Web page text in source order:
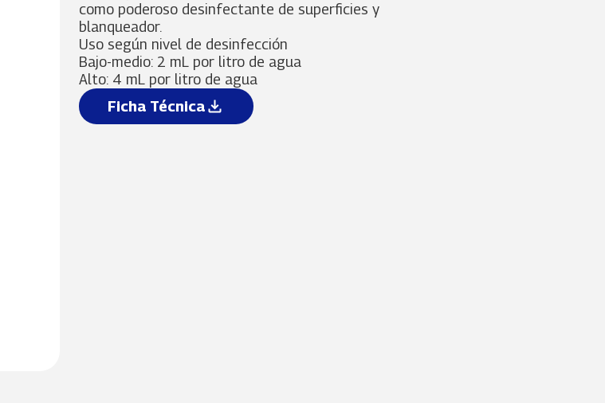
como poderoso desinfectante de superficies y
blanqueador.
Uso según nivel de desinfección
Bajo-medio: 2 mL por litro de agua
Alto: 4 mL por litro de agua
Ficha Técnica